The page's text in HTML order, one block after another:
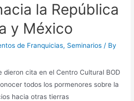
la República
y México
de Franquicias, Seminarios / By
dieron cita en el Centro Cultural BOD
todos los pormenores sobre la
hacia otras tierras